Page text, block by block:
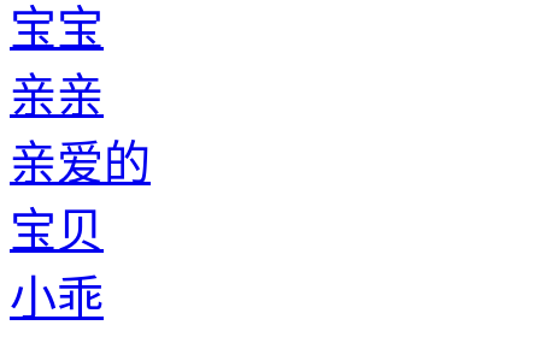
宝宝
亲亲
亲爱的
宝贝
小乖